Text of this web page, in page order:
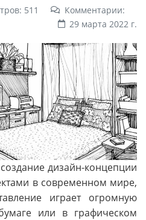
511
Комментарии:
29 марта 2022 г.
дизайн-концепции
в современном мире,
играет огромную
или в графическом